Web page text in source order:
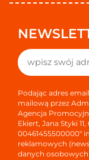
Podając adres
mailową przez
Agencja
Ekiert, Jana Styki
00461455500000"
reklamowych
danych